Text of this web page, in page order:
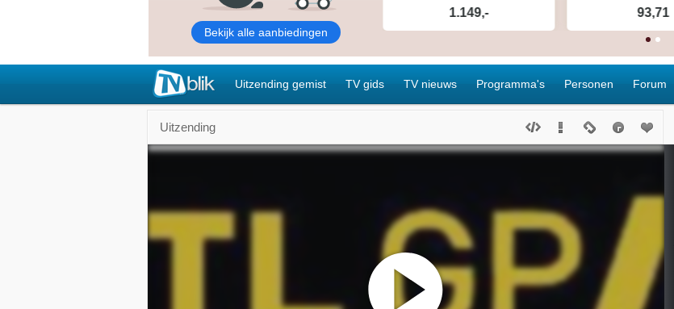
Uitzending gemist TV gids TV nieuws Programma's Personen Forum
Uitzending